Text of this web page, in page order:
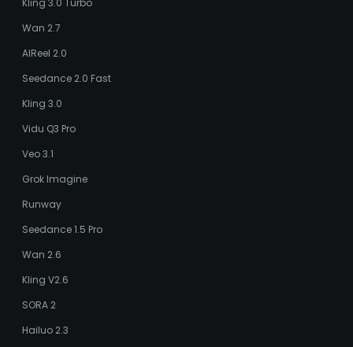
Kling 3.0 Turbo
Wan 2.7
AIReel 2.0
Seedance 2.0 Fast
Kling 3.0
Vidu Q3 Pro
Veo 3.1
Grok Imagine
Runway
Seedance 1.5 Pro
Wan 2.6
Kling V2.6
SORA 2
Hailuo 2.3